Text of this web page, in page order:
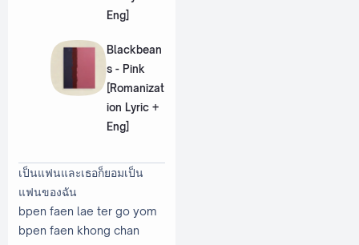
Eng]
Blackbean
s - Pink
[Romanizat
ion Lyric +
Eng]
เป็นแฟนและเธอก็ยอมเป็น
แฟนของฉัน
bpen faen lae ter go yom
bpen faen khong chan